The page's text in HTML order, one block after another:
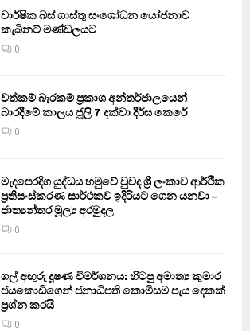
වාර්ෂික බස් ගාස්තු සංශෝධන යෝජනාව
කැබිනට් මණ්ඩලයට
0
වත්කම් බැරකම් ප්‍රකාශ අන්තර්ජාලයෙන්
බාරදීමේ කාලය ජූලි 7 දක්වා දීර්ඝ කෙරේ
0
මැදපෙරදිග යුද්ධය හමුවේ වුවද ශ්‍රී ලංකාව ආර්ථික
ප්‍රතිසංස්කරණ සාර්ථකව ඉදිරියට ගෙන යනවා –
ජාත්‍යන්තර මූල්‍ය අරමුදල
0
ගල් අඟුරු දූෂණ විමර්ශනය: හිටපු අමාත්‍ය කුමාර
ජයකොඩිගෙන් ජනාධිපති කොමිසම පැය දෙකක්
ප්‍රශ්න කරයි
0